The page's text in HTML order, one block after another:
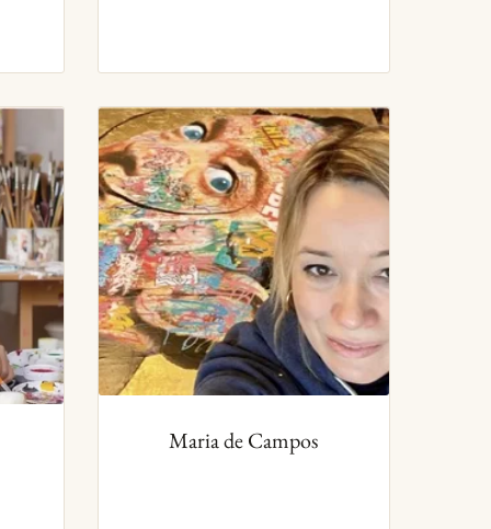
Maria de Campos